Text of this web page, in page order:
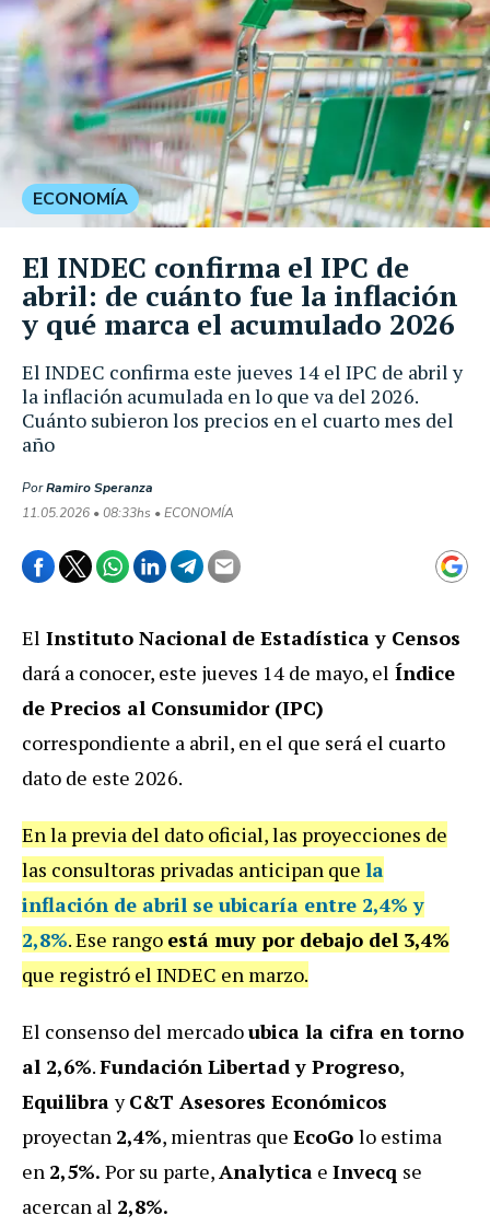
El INDEC confirma este jueves 14 el IPC de abril y
la inflación acumulada en lo que va del 2026.
Cuánto subieron los precios en el cuarto mes del
año
PorRamiro Speranza
11.05.2026 • 08:33hs • ECONOMÍA
ECONOMÍA
El INDEC confirma el IPC de
abril: de cuánto fue la inflación
y qué marca el acumulado 2026
El Instituto Nacional de Estadística y Censos
dará a conocer, este jueves 14 de mayo, el Índice
de Precios al Consumidor (IPC)
correspondiente a abril, en el que será el cuarto
dato de este 2026.
En la previa del dato oficial, las proyecciones de
las consultoras privadas anticipan que la
inflación de abril se ubicaría entre 2,4% y
2,8%. Ese rango está muy por debajo del 3,4%
que registró el INDEC en marzo.
El consenso del mercadoubica la cifra en torno
al 2,6%.Fundación Libertad y Progreso,
EquilibrayC&T Asesores Económicos
proyectan 2,4%, mientras que EcoGo lo estima
en 2,5%. Por su parte,Analytica e Invecq se
acercan al 2,8%.